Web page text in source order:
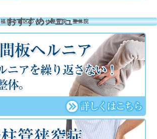
福岡市南区のくろせ整骨院・整体院
おすすめメニュー